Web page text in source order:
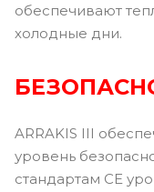
обеспечивают
холодные дни.
ARRAKIS III
уровень
стандартам CE